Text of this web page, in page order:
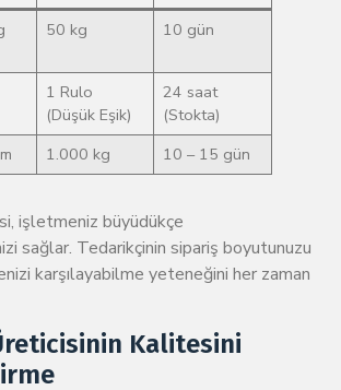
50 kg 10 gün
1 Rulo
(Düşük Eşik)
24 saat
(Stokta)
1.000 kg 10 – 15 gün
işletmeniz büyüdükçe
sağlar. Tedarikçinin sipariş boyutunuzu
karşılayabilme yeteneğini her zaman
Kalitesini